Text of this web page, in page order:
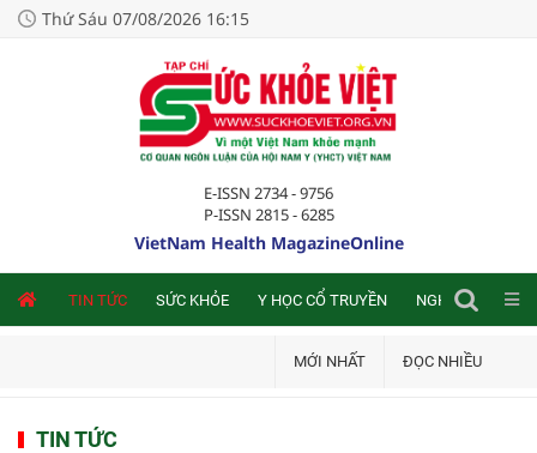
Thứ Sáu 07/08/2026 16:15
E-ISSN 2734 - 9756
P-ISSN 2815 - 6285
VietNam Health MagazineOnline
TIN TỨC SỨC KHỎE Y HỌC CỔ TRUYỀN NGHIÊN CỨU
MỚI NHẤT ĐỌC NHIỀU
TIN TỨC